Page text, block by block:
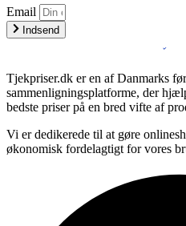
Email
Indsend
Tjekpriser.dk er en af Danmarks
sammenligningsplatforme, der
bedste priser på en bred vifte af
Vi er dedikerede til at gøre
økonomisk fordelagtigt for vores